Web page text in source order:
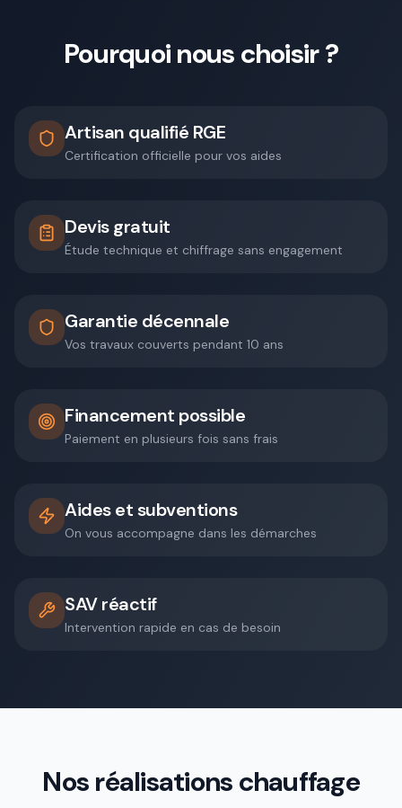
Pourquoi nous choisir ?
Artisan qualifié RGE
Certification officielle pour vos aides
Devis gratuit
Étude technique et chiffrage sans engagement
Garantie décennale
Vos travaux couverts pendant 10 ans
Financement possible
Paiement en plusieurs fois sans frais
Aides et subventions
On vous accompagne dans les démarches
SAV réactif
Intervention rapide en cas de besoin
Nos réalisations chauffage